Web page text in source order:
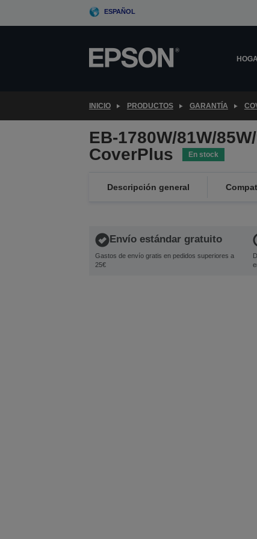
ESPAÑOL
INICIO PRODUCTOS GARANTÍA
EB-1780W/81W/
CoverPlus
En stock
Descripción general
Envío estándar gratuito
Gastos de envío gratis en pedidos superiores a
25€